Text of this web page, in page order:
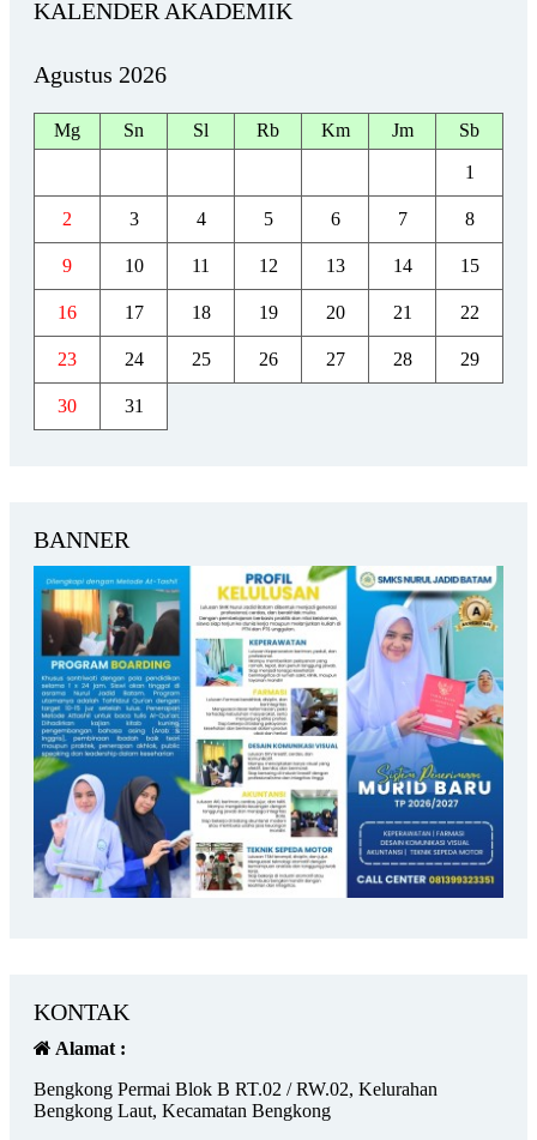
KALENDER AKADEMIK
Agustus 2026
Mg Sn Sl Rb Km Jm Sb
1
2 3 4 5 6 7 8
9 10 11 12 13 14 15
16 17 18 19 20 21 22
23 24 25 26 27 28 29
30 31
BANNER
KONTAK
Alamat :
Bengkong Permai Blok B RT.02 / RW.02, Kelurahan
Bengkong Laut, Kecamatan Bengkong